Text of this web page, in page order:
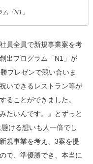
「N1」
員全員で新規事業案を考
出プログラム「N1」が
プレゼンで競い合いま
いできるレストラン等が
ることができました。
たいんです。』とずっと
ける想いも人一倍でし
規事業を考え、3案を提
で、準優勝でき、本当に